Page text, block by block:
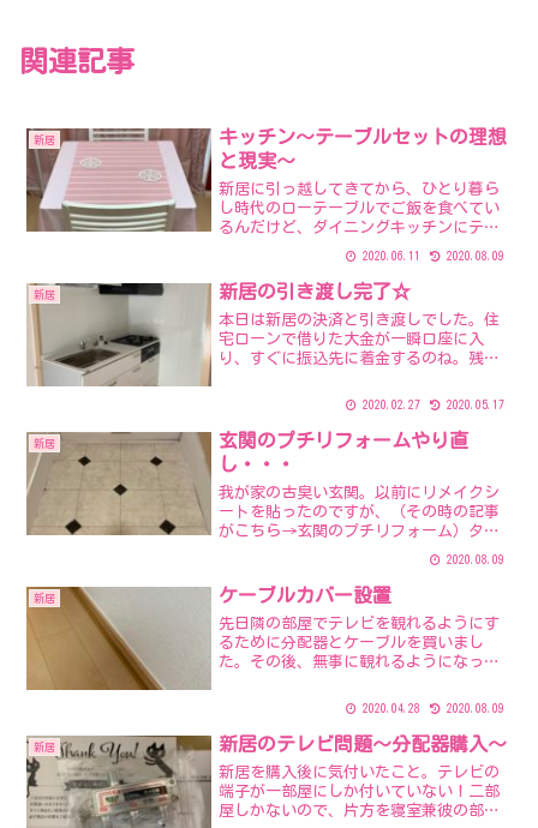
関連記事
新居
キッチン～テーブルセットの理想
と現実～
新居に引っ越してきてから、ひとり暮ら
し時代のローテーブルでご飯を食べてい
るんだけど、ダイニングキッチンにテー
た。ホントは姫系でこんな感じのが欲し
かったのです。。ダイニングセット ダイ
ニングテーブル5点セット...
2020.06.11 2020.08.09
新居 新居の引き渡し完了☆
本日は新居の決済と引き渡しでした。住
宅ローンで借りた大金が一瞬口座に入
り、すぐに振込先に着金するのね。残っ
法書士の先生とかに払って、手元には手
え、その他に固定資産税や管...
2020.02.27 2020.05.17
新居
玄関のプチリフォームやり直
し・・・
我が家の古臭い玄関。以前にリメイクシ
ートを貼ったのですが、（その時の記事
がこちら→玄関のプチリフォーム）タイ
敷いたこともあり、ヒールの靴で歩くと
丸い跡がぽこぽこいっぱい付いてしまっ
て、剥がさざるを得ない状...
2020.08.09
新居 ケーブルカバー設置
先日隣の部屋でテレビを観れるようにす
るために分配器とケーブルを買いまし
た。その後、無事に観れるようになった
気になる！その時の記事はこちら↓↓↓
た目を美しくするためにケー...
2020.04.28 2020.08.09
新居 新居のテレビ問題～分配器購入～
新居を購入後に気付いたこと。テレビの
端子が一部屋にしか付いていない！二部
屋しかないので、片方を寝室兼彼の部